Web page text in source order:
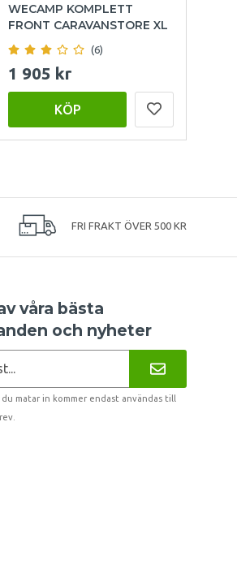
WECAMP KOMPLETT
FRONT CARAVANSTORE XL
(6)
1 905 kr
KÖP
FRI FRAKT ÖVER 500 KR
våra bästa
och nyheter
matar in kommer endast användas till